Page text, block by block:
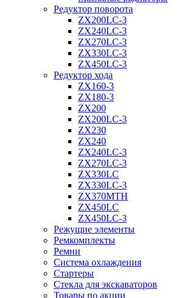
Редуктор поворота
ZX200LC-3
ZX240LC-3
ZX270LC-3
ZX330LC-3
ZX450LC-3
Редуктор хода
ZX160-3
ZX180-3
ZX200
ZX200LC-3
ZX230
ZX240
ZX240LC-3
ZX270LC-3
ZX330LC
ZX330LC-3
ZX370MTH
ZX450LC
ZX450LC-3
Режущие элементы
Ремкомплекты
Ремни
Система охлаждения
Стартеры
Стекла для экскаваторов
Товары по акции